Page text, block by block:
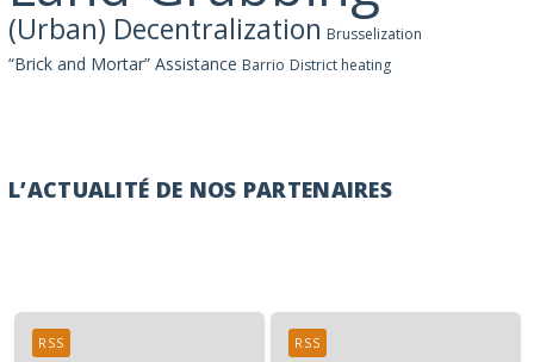
(Urban) Decentralization Brusselization
“Brick and Mortar” Assistance Barrio District heating
L’ACTUALITÉ DE NOS PARTENAIRES
RSS RSS